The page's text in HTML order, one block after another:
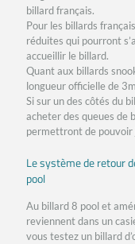
billard français.
Pour les billards
réduites qui pourront
accueillir le billard.
Quant aux billards
longueur officielle de
Si sur un des côtés du
acheter des queues de
permettront de pouvoir
Le système de retour
pool
Au billard 8 pool et
reviennent dans un
vous testez un billard